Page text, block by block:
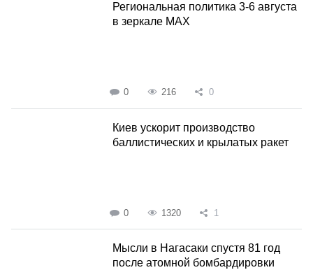
Региональная политика 3-6 августа
в зеркале MAX
0 216 0
Киев ускорит производство
баллистических и крылатых ракет
0 1320 1
Мысли в Нагасаки спустя 81 год
после атомной бомбардировки